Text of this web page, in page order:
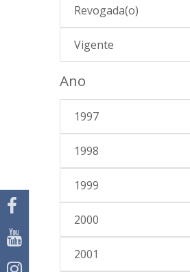
Revogada(o)
Vigente
Ano
1997
1998
1999
2000
2001